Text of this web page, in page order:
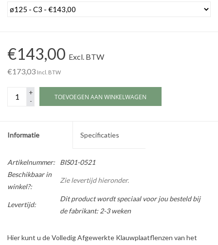
Onderdelen |
Oliën & Smeermiddelen |
€143,00 Excl. BTW
€173,03 Incl. BTW
+
-
TOEVOEGEN AAN WINKELWAGEN
Informatie Specificaties
Artikelnummer:
BIS01-0521
Beschikbaar in
winkel?:
Zie levertijd hieronder.
Levertijd:
Dit product wordt speciaal voor jou besteld bij
de fabrikant: 2-3 weken
Hier kunt u de Volledig Afgewerkte Klauwplaatflenzen van het